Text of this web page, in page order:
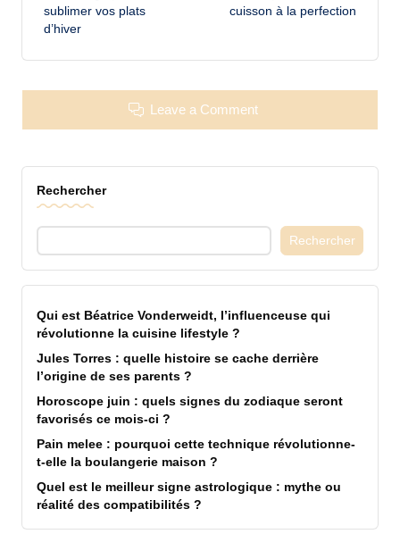
sublimer vos plats
d’hiver
cuisson à la perfection
Leave a Comment
Rechercher
Rechercher
Qui est Béatrice Vonderweidt, l’influenceuse qui
révolutionne la cuisine lifestyle ?
Jules Torres : quelle histoire se cache derrière
l’origine de ses parents ?
Horoscope juin : quels signes du zodiaque seront
favorisés ce mois-ci ?
Pain melee : pourquoi cette technique révolutionne-
t-elle la boulangerie maison ?
Quel est le meilleur signe astrologique : mythe ou
réalité des compatibilités ?